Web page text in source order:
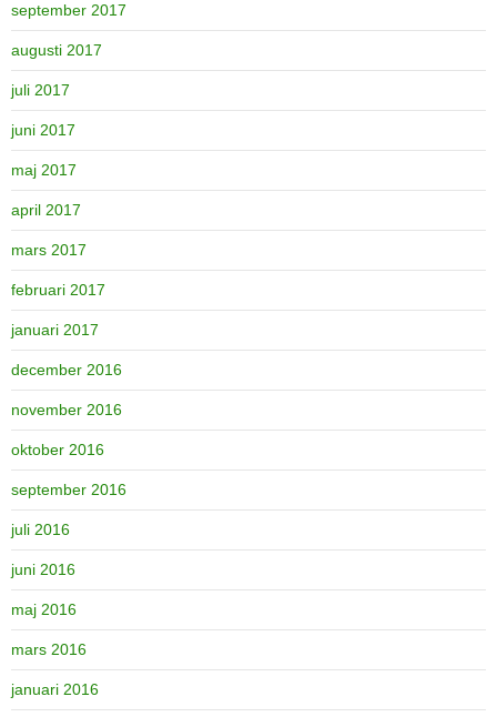
september 2017
augusti 2017
juli 2017
juni 2017
maj 2017
april 2017
mars 2017
februari 2017
januari 2017
december 2016
november 2016
oktober 2016
september 2016
juli 2016
juni 2016
maj 2016
mars 2016
januari 2016